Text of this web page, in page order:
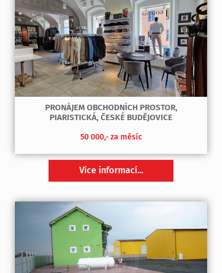
PRONÁJEM OBCHODNÍCH PROSTOR,
PIARISTICKÁ, ČESKÉ BUDĚJOVICE
50 000,- za měsíc
Více informací...